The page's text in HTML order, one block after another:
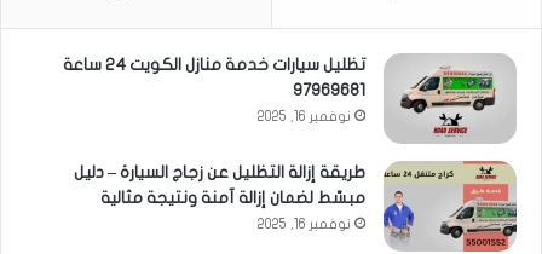
تظليل سيارات خدمة منازل الكويت 24 ساعة
97969681
نوفمبر 16, 2025
طريقة إزالة التظليل عن زجاج السيارة – دليل
مبسّط لضمان إزالة آمنة ونتيجة مثالية
نوفمبر 16, 2025